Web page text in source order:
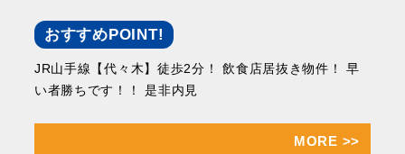
おすすめPOINT!
JR山手線【代々木】徒歩2分！ 飲食店居抜き物件！ 早
い者勝ちです！！ 是非内見
MORE >>